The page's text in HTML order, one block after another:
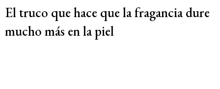
El truco que hace que la fragancia dure
mucho más en la piel